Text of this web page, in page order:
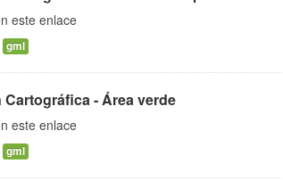
este enlace
gml
- Área verde
este enlace
gml